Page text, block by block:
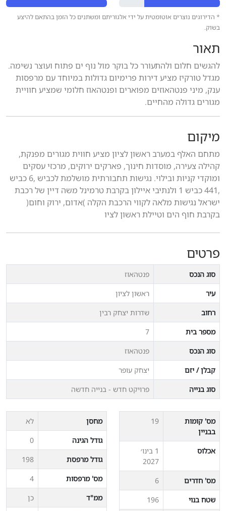
* הדירוגים נוצרים אוטומטית על ידי אלגוריתם ומשתנים כל הזמן בהתאם להיצע
בשוק.
תאור
להגשים חלום ולהתעורר כל בוקר מול נוף ים פתוח ועוצר נשימה.
מגדל טורקיז מציע דירות פרימיום גדולות במיוחד עם מרפסות
ענק, מיני פנטהאוזים מפוארים ופנטהאוז חלומי שמציע חוויית
מגורים גדולה מהחיים.
מיקום
מתחם האלף במערב ראשון לציון מציע חווית מגורים מפנקת,
קהילה צעירה, מוסדות חינוך, פארקים ירוקים, מרכזי עסקים
ומוקדי קניות ובילוי. נגישות תחבורתית מושלמת לכביש ,6 כביש
,441 כביש 1 ולנתיבי איילון בקרבת טרמינל משה דיין של רכבת
ישראל נגישות מלאה לקווי הרכבת הקלה )אדום, ירוק וחום(
בקרבת חוף הים וטיילת ראשון לציו
פרטים
סוג הנכס
פנטהאוז
עיר
ראשון לציון
רחוב
שדרות יצחק רבין
מספר בית
7
סוג הנכס
פנטהאוז
קבלן / יזם
יצחק עופר
סוג בנייה
פרויקט חדש - בנייה חדשה
מס' קומות
בבניין
19
אכלוס
1 בינו׳
2027
מס' חדרים
6
שטח בנוי
196
מחסן
לא
גודל הגינה
0
גודל מרפסת
198
מס' מרפסות
4
ממ"ד
כן